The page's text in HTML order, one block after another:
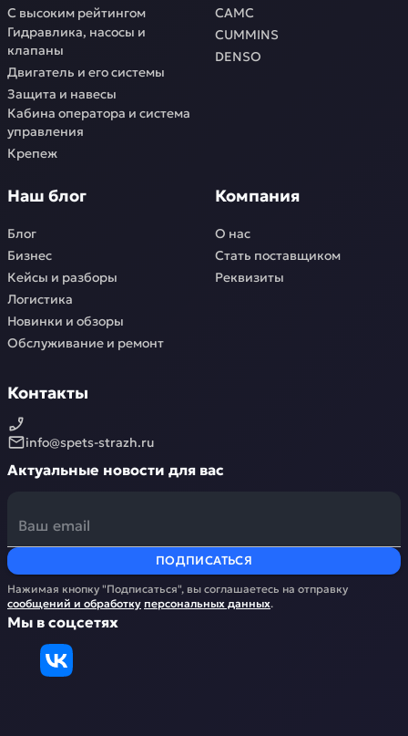
С высоким рейтингом
Гидравлика, насосы и
клапаны
Двигатель и его системы
Защита и навесы
Кабина оператора и система
управления
Крепеж
CAMC
CUMMINS
DENSO
Наш блог
Блог
Бизнес
Кейсы и разборы
Логистика
Новинки и обзоры
Обслуживание и ремонт
Компания
О нас
Стать поставщиком
Реквизиты
Контакты
info@spets-strazh.ru
Актуальные новости для вас
ПОДПИСАТЬСЯ
Нажимая кнопку "Подписаться", вы соглашаетесь на отправку
сообщений и обработку персональных данных.
Мы в соцсетях